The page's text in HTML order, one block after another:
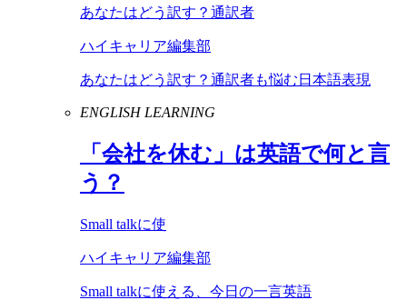
あなたはどう訳す？通訳者
ハイキャリア編集部
あなたはどう訳す？通訳者も悩む日本語表現
ENGLISH LEARNING
「会社を休む」は英語で何と言
う？
Small talkに使
ハイキャリア編集部
Small talkに使える、今日の一言英語